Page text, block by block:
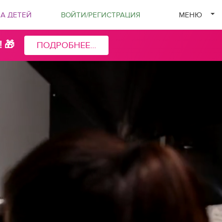
ДЕТЕЙ ВОЙТИ/РЕГИСТРАЦИЯ МЕНЮ
🎁 ПОДРОБНЕЕ...